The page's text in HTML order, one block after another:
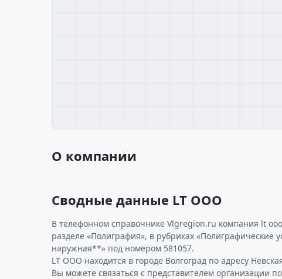
О компании
Сводные данные LT ООО
В телефонном справочнике Vlgregion.ru компания lt
разделе «Полиграфия», в рубриках «Полиграфические
наружная**» под номером 581057.
LT ООО находится в городе Волгоград по адресу
Вы можете связаться с представителем организации